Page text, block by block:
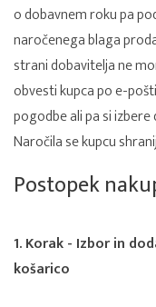
o dobavnem roku pa
naročenega blaga
strani dobavitelja ne
obvesti kupca po e-
pogodbe ali pa si izbere
Naročila se kupcu
Postopek
1. Korak - Izbor in
košarico